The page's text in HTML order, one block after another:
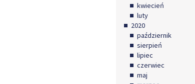
kwiecień
luty
2020
październik
sierpień
lipiec
czerwiec
maj